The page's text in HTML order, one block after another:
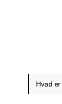
Hvad